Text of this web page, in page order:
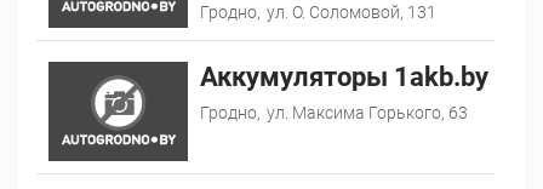
Гродно, ул. О. Соломовой, 131
Аккумуляторы 1akb.by
Гродно, ул. Максима Горького, 63